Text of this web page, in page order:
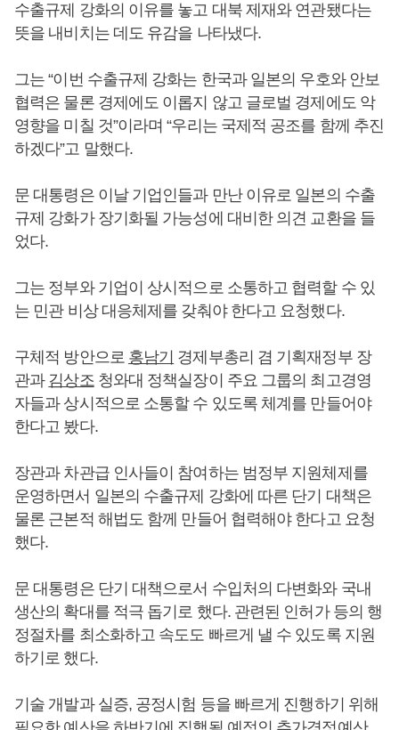
수출규제 강화의 이유를 놓고 대북 제재와 연관됐다는
뜻을 내비치는 데도 유감을 나타냈다.
그는 “이번 수출규제 강화는 한국과 일본의 우호와 안보
협력은 물론 경제에도 이롭지 않고 글로벌 경제에도 악
영향을 미칠 것”이라며 “우리는 국제적 공조를 함께 추진
하겠다”고 말했다.
문 대통령은 이날 기업인들과 만난 이유로 일본의 수출
규제 강화가 장기화될 가능성에 대비한 의견 교환을 들
었다.
그는 정부와 기업이 상시적으로 소통하고 협력할 수 있
는 민관 비상 대응체제를 갖춰야 한다고 요청했다.
구체적 방안으로 홍남기 경제부총리 겸 기획재정부 장
관과 김상조청와대 정책실장이 주요 그룹의 최고경영
자들과 상시적으로 소통할 수 있도록 체계를 만들어야
한다고 봤다.
장관과 차관급 인사들이 참여하는 범정부 지원체제를
운영하면서 일본의 수출규제 강화에 따른 단기 대책은
물론 근본적 해법도 함께 만들어 협력해야 한다고 요청
했다.
문 대통령은 단기 대책으로서 수입처의 다변화와 국내
생산의 확대를 적극 돕기로 했다. 관련된 인허가 등의 행
정절차를 최소화하고 속도도 빠르게 낼 수 있도록 지원
하기로 했다.
기술 개발과 실증, 공정시험 등을 빠르게 진행하기 위해